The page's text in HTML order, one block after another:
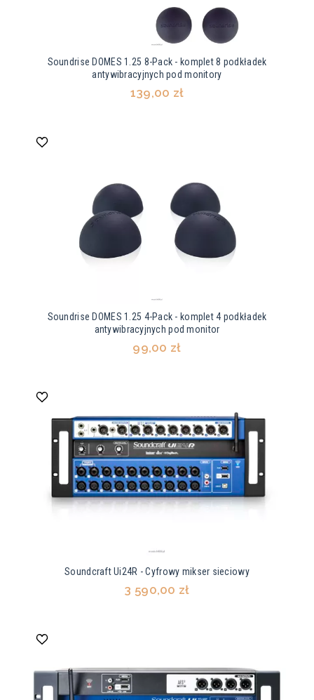
Soundrise DOMES 1.25 8-Pack - komplet 8 podkładek
antywibracyjnych pod monitory
139,00 zł
Soundrise DOMES 1.25 4-Pack - komplet 4 podkładek
antywibracyjnych pod monitor
99,00 zł
Soundcraft Ui24R - Cyfrowy mikser sieciowy
3 590,00 zł